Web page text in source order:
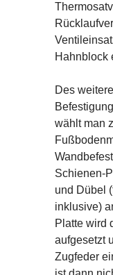
Hahnblock
Des
wählt man
Schienen-
und Dübel
inklusive)
Platte wird
aufgesetzt
Zugfeder